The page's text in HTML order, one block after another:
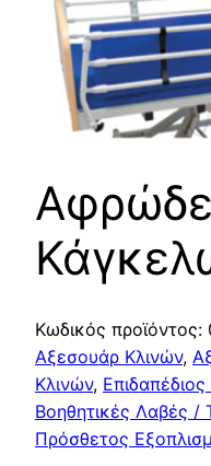
Κωδικός προϊόντος:
Αξεσουάρ Κλινών,
Κλινών,
Βοηθητικές Λαβές /
Πρόσθετος